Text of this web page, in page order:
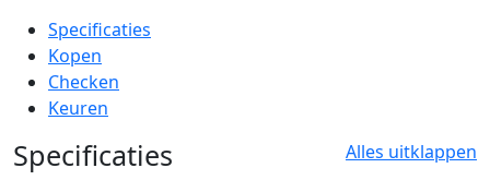
Specificaties
Kopen
Checken
Keuren
Specificaties Alles uitklappen